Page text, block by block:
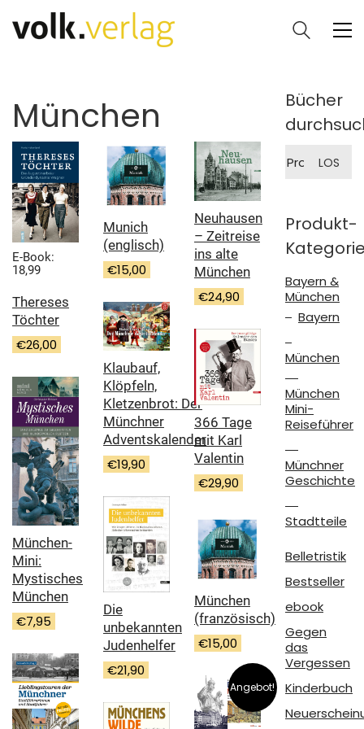
München
E-Book:
18,99
Thereses
Töchter
€26,00
Munich
(englisch)
€15,00
Neuhausen
– Zeitreise
ins alte
München
€24,90
Klaubauf,
Klöpfeln,
Kletzenbrot: Der
Münchner
Adventskalender
€19,90
366 Tage
mit Karl
Valentin
€29,90
München-
Mini:
Mystisches
München
€7,95
Die
unbekannten
Judenhelfer
€21,90
München
(französisch)
€15,00
Angebot!
Bücher
nach:
LOS
Produkt-
Bayern &
München
Bayern
München
München
Mini-
Reiseführer
Münchner
Geschichte
Stadtteile
Belletristik
Bestseller
ebook
Gegen
das
Vergessen
Kinderbuch